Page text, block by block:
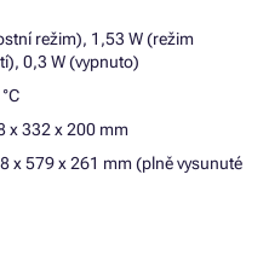
režim), 1,53 W (režim
0,3 W (vypnuto)
x 332 x 200 mm
x 579 x 261 mm (plně vysunuté